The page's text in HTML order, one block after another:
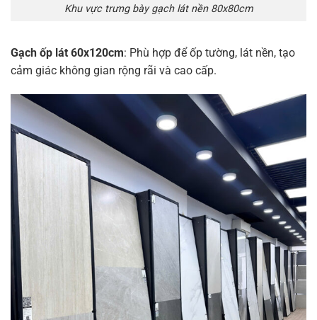
Khu vực trưng bày gạch lát nền 80x80cm
Gạch ốp lát 60x120cm: Phù hợp để ốp tường, lát nền, tạo
cảm giác không gian rộng rãi và cao cấp.